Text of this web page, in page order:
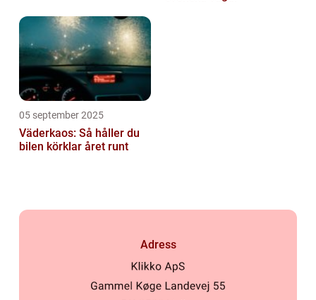
05 september 2025
Väderkaos: Så håller du
bilen körklar året runt
Adress